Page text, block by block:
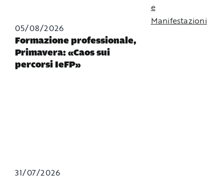
05/08/2026
Formazione professionale,
Primavera: «Caos sui
percorsi IeFP»
31/07/2026
e
Manifestazioni